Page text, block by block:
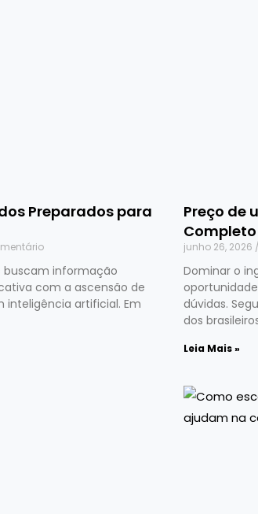
Preparados para
buscam informação
com a ascensão de
inteligência artificial. Em
Preço de
junho 26, 2026
Dominar o
dúvidas.
dos
Leia Mais »